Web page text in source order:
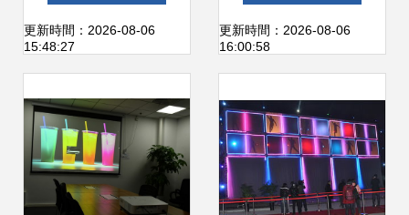
圍投影的革新之選
更新時間：2026-08-06
15:48:27
程投影機PJ
更新時間：2026-08-06
16:00:58